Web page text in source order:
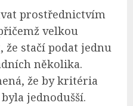
prostřednictvím
velkou
že stačí podat jednu
několika.
že by kritéria
jednodušší.